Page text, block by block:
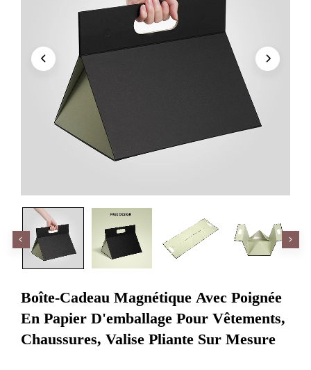
Boîte-Cadeau Magnétique Avec Poignée
En Papier D'emballage Pour Vêtements,
Chaussures, Valise Pliante Sur Mesure